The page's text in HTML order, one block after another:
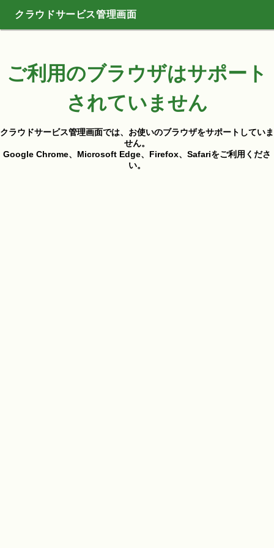
クラウドサービス管理画面
ご利用のブラウザはサポート
されていません
クラウドサービス管理画面では、お使いのブラウザをサポートしていま
せん。
Google Chrome、Microsoft Edge、Firefox、Safariをご利用くださ
い。